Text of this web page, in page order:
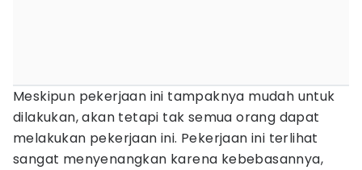
Meskipun pekerjaan ini tampaknya mudah untuk
dilakukan, akan tetapi tak semua orang dapat
melakukan pekerjaan ini. Pekerjaan ini terlihat
sangat menyenangkan karena kebebasannya,